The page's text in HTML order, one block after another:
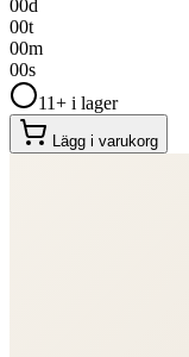
00d
00t
00m
00s
11+ i lager
Lägg i varukorg